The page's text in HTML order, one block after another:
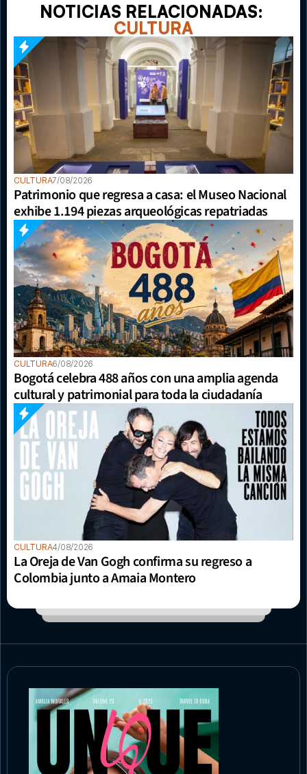
NOTICIAS RELACIONADAS:
CULTURA
CULTURA7/08/2026
Patrimonio que regresa a casa: el Museo Nacional
exhibe 1.194 piezas arqueológicas repatriadas
CULTURA6/08/2026
Bogotá celebra 488 años con una amplia agenda
cultural y patrimonial para toda la ciudadanía
CULTURA4/08/2026
La Oreja de Van Gogh confirma su regreso a
Colombia junto a Amaia Montero